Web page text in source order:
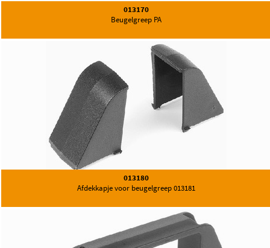
013170
Beugelgreep PA
013180
Afdekkapje voor beugelgreep 013181